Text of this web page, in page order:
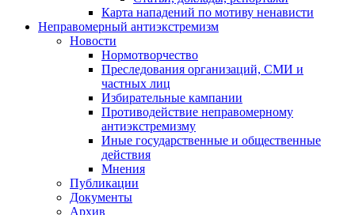
Карта нападений по мотиву ненависти
Неправомерный антиэкстремизм
Новости
Нормотворчество
Преследования организаций, СМИ и
частных лиц
Избирательные кампании
Противодействие неправомерному
антиэкстремизму
Иные государственные и общественные
действия
Мнения
Публикации
Документы
Архив